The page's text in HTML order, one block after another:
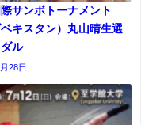
サンボトーナメント
ベキスタン）丸山晴生選
ル
28日